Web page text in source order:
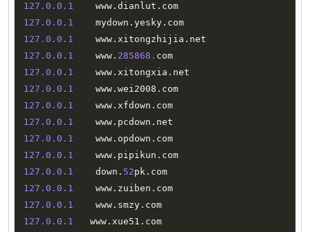
127.0 .0 .1
    www
. dianlut .
127.0 .0 .1
    mydown
. yesky .
127.0 .0 .1
    www
. xitongzhijia .
127.0 .0 .1
    www
. 285868.
127.0 .0 .1
    www
. xitongxia .
127.0 .0 .1
    www
. wei2008 .
127.0 .0 .1
    www
. xfdown .
127.0 .0 .1
    www
. pcdown .
127.0 .0 .1
    www
. opdown .
127.0 .0 .1
    www
. pipikun .
127.0 .0 .1
    down
. 52pk .
127.0 .0 .1
    www
. zuiben .
127.0 .0 .1
    www
. smzy .
127.0 .0 .1
   www
. xue51 .